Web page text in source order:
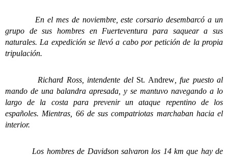
En el mes de noviembre, este corsario desembarcó a un
grupo de sus hombres en Fuerteventura para saquear a sus
naturales. La expedición se llevó a cabo por petición de la propia
tripulación.
Richard Ross, intendente del St. Andrew, fue puesto al
mando de una balandra apresada, y se mantuvo navegando a lo
largo de la costa para prevenir un ataque repentino de los
españoles. Mientras, 66 de sus compatriotas marchaban hacia el
interior.
Los hombres de Davidson salvaron los 14 km que hay de